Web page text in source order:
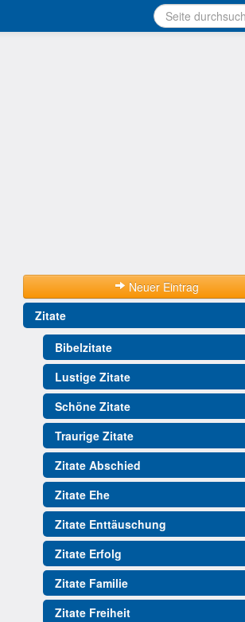
Neuer Eintrag
Zitate
Bibelzitate
Lustige Zitate
Schöne Zitate
Traurige Zitate
Zitate Abschied
Zitate Ehe
Zitate Enttäuschung
Zitate Erfolg
Zitate Familie
Zitate Freiheit